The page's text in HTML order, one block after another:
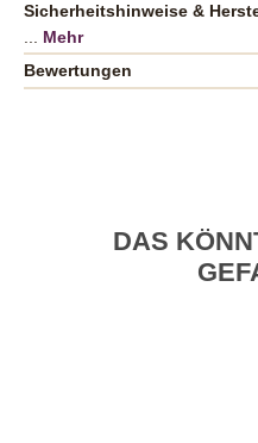
Sicherheitshinweise &
Mehr
Bewertungen
DAS